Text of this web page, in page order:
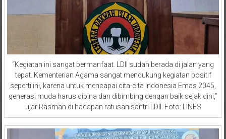
“Kegiatan ini sangat bermanfaat. LDII sudah berada di jalan yang
tepat. Kementerian Agama sangat mendukung kegiatan positif
seperti ini, karena untuk mencapai cita-cita Indonesia Emas 2045,
generasi muda harus dibina dan dibimbing dengan baik sejak dini,”
ujar Rasman di hadapan ratusan santri LDII. Foto: LINES